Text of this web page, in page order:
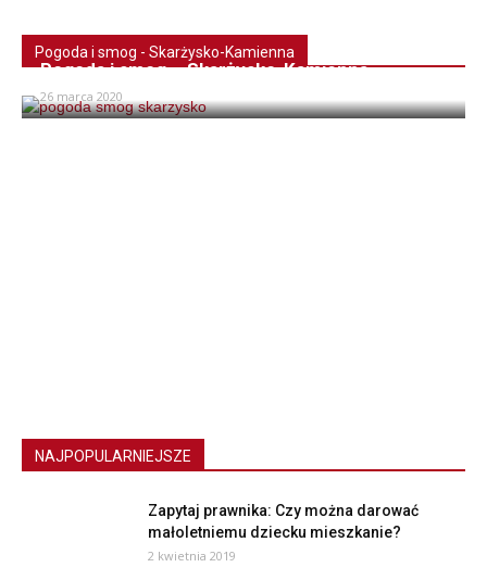
Pogoda i smog - Skarżysko-Kamienna
Pogoda i smog – Skarżysko-Kamienna
26 marca 2020
NAJPOPULARNIEJSZE
Zapytaj prawnika: Czy można darować
małoletniemu dziecku mieszkanie?
2 kwietnia 2019